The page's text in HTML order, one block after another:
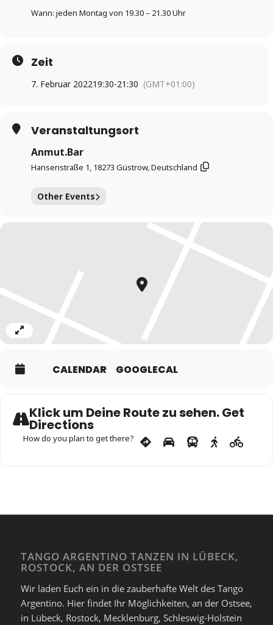
Wann: jeden Montag von 19.30 – 21.30 Uhr
Zeit
7. Februar 202219:30-21:30 (GMT+01:00)
Veranstaltungsort
Anmut.Bar
Hansenstraße 1, 18273 Güstrow, Deutschland
Other Events
CALENDAR GOOGLECAL
Klick um Deine Route zu sehen. Get
Directions
How do you plan to get there?
TANGO ARGENTINO TANZEN IN LÜBECK,
ROSTOCK, AN DER OSTSEE
Wir laden Euch ein in die zauberhafte Welt des Tango
Argentino. Hier findet Ihr Möglichkeiten, an der Ostsee,
in Lübeck, Rostock, Mecklenburg, Schleswig-Holstein